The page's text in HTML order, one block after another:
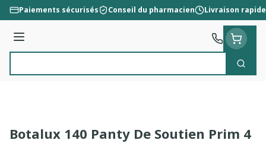
Aller au contenu
Paiements sécurisés Conseil du pharmacien Livraison rapide
Menu
Botalux 140 Panty De Soutien Prim 4